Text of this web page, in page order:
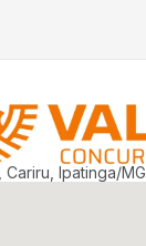
Cariru, Ipatinga/MG